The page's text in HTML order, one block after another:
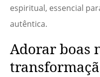
espiritual, essencial
autêntica.
Adorar boas